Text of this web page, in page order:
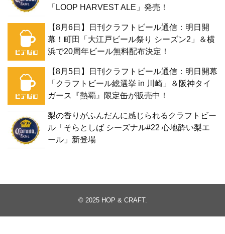
「LOOP HARVEST ALE」発売！
【8月6日】日刊クラフトビール通信：明日開
幕！町田「大江戸ビール祭り シーズン2」＆横
浜で20周年ビール無料配布決定！
【8月5日】日刊クラフトビール通信：明日開幕
「クラフトビール総選挙 in 川崎」＆阪神タイ
ガース『熱覇』限定缶が販売中！
梨の香りがふんだんに感じられるクラフトビー
ル「そらとしば シーズナル#22 心地酔い梨エ
ール」新登場
© 2025 HOP & CRAFT.